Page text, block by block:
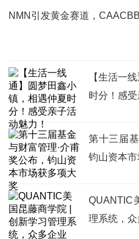
NMN引发黄金赛道，
【生活一
时分！感受
第十三届
钧山资本
QUANTIC
理系统，